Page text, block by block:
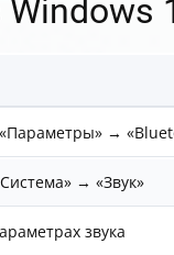
→
→ «Звук»
звука